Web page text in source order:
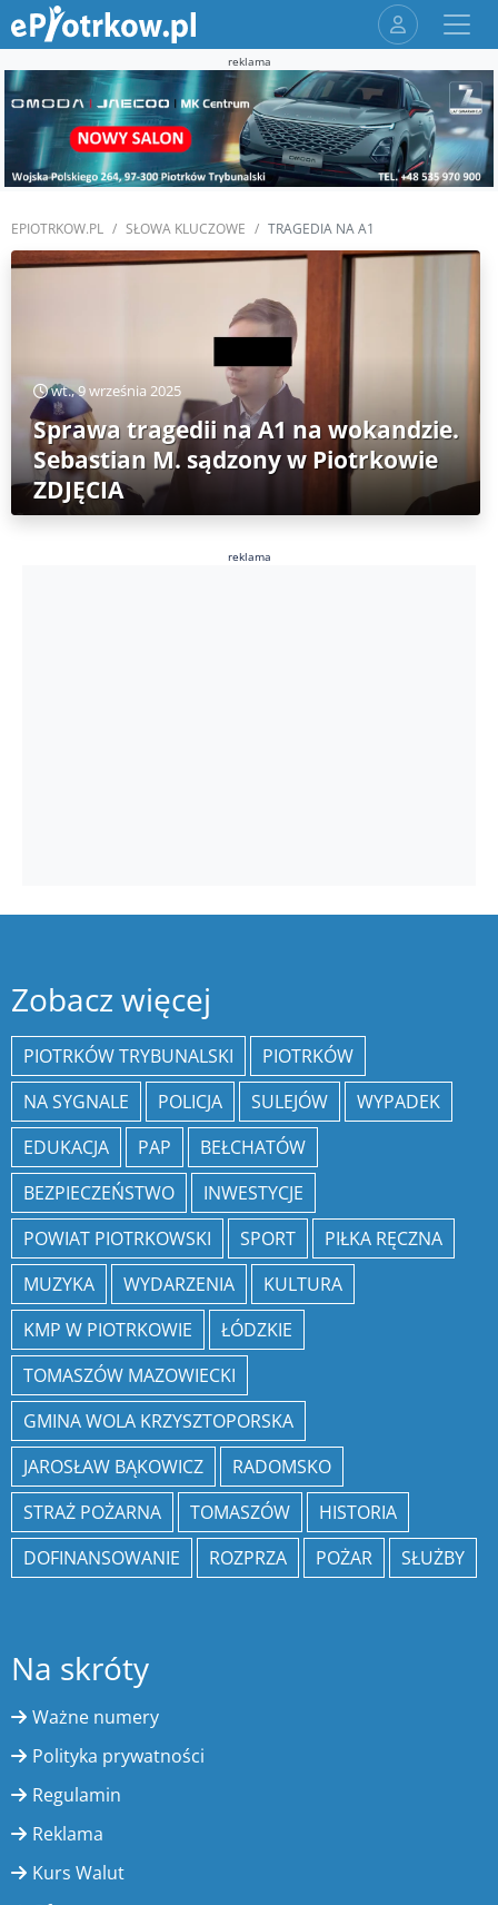
reklama
EPIOTRKOW.PL SŁOWA KLUCZOWE TRAGEDIA NA A1
wt., 9 września 2025
Sprawa tragedii na A1 na wokandzie.
Sebastian M. sądzony w Piotrkowie
ZDJĘCIA
reklama
Zobacz więcej
PIOTRKÓW TRYBUNALSKI
PIOTRKÓW
NA SYGNALE
POLICJA SULEJÓW
WYPADEK
EDUKACJA
PAP
BEŁCHATÓW
BEZPIECZEŃSTWO
INWESTYCJE
POWIAT PIOTRKOWSKI
SPORT
PIŁKA RĘCZNA
MUZYKA
WYDARZENIA
KULTURA
KMP W PIOTRKOWIE
ŁÓDZKIE
TOMASZÓW MAZOWIECKI
GMINA WOLA KRZYSZTOPORSKA
JAROSŁAW BĄKOWICZ
RADOMSKO
STRAŻ POŻARNA
TOMASZÓW
HISTORIA
DOFINANSOWANIE
ROZPRZA POŻAR SŁUŻBY
Na skróty
Ważne numery
Polityka prywatności
Regulamin
Reklama
Kurs Walut